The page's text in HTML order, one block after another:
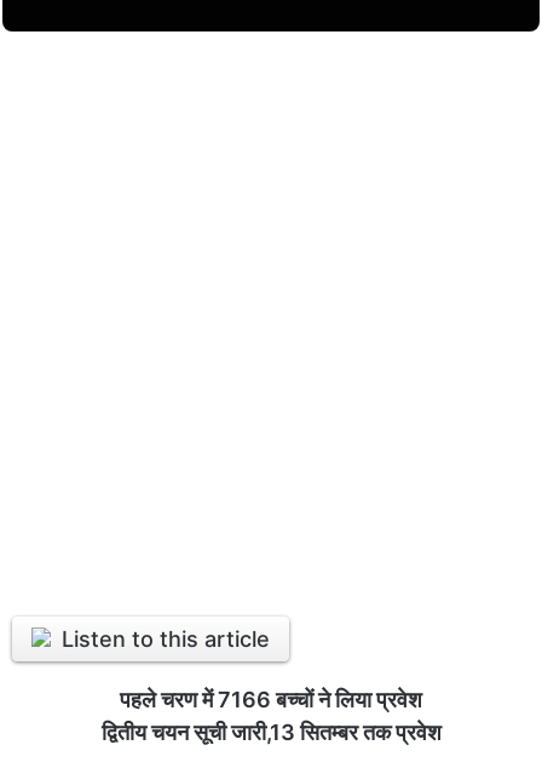
Listen to this article
पहले चरण में 7166 बच्चों ने लिया प्रवेश
द्वितीय चयन सूची जारी,13 सितम्बर तक प्रवेश